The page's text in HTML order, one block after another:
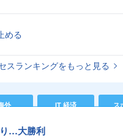
める
スランキングをもっと見る
外 IT 経済 ス
り…大勝利